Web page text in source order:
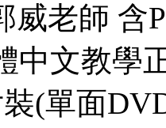
威老師 含
中文教學
(單面